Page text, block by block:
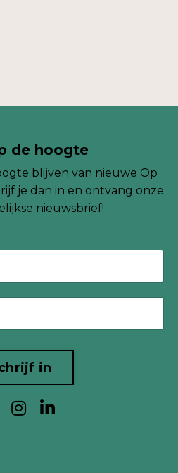
de hoogte
blijven van nieuwe Op
je dan in en ontvang onze
nieuwsbrief!
in